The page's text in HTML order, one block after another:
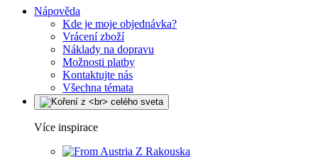
Nápověda
Kde je moje objednávka?
Vrácení zboží
Náklady na dopravu
Možnosti platby
Kontaktujte nás
Všechna témata
Více inspirace
Z Rakouska